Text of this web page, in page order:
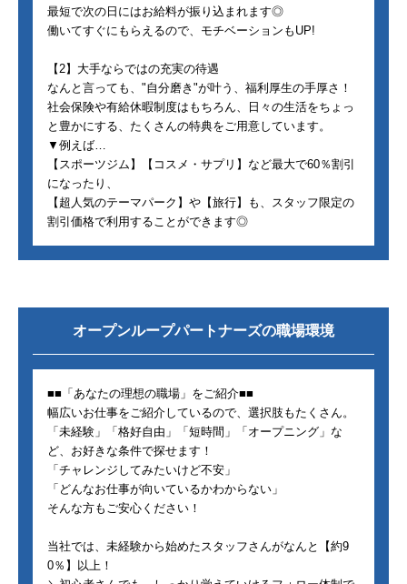
最短で次の日にはお給料が振り込まれます◎
働いてすぐにもらえるので、モチベーションもUP!
【2】大手ならではの充実の待遇
なんと言っても、"自分磨き"が叶う、福利厚生の手厚さ！
社会保険や有給休暇制度はもちろん、日々の生活をちょっ
と豊かにする、たくさんの特典をご用意しています。
▼例えば…
【スポーツジム】【コスメ・サプリ】など最大で60％割引
になったり、
【超人気のテーマパーク】や【旅行】も、スタッフ限定の
割引価格で利用することができます◎
オープンループパートナーズの職場環境
■■「あなたの理想の職場」をご紹介■■
幅広いお仕事をご紹介しているので、選択肢もたくさん。
「未経験」「格好自由」「短時間」「オープニング」な
ど、お好きな条件で探せます！
「チャレンジしてみたいけど不安」
「どんなお仕事が向いているかわからない」
そんな方もご安心ください！
当社では、未経験から始めたスタッフさんがなんと【約9
0％】以上！